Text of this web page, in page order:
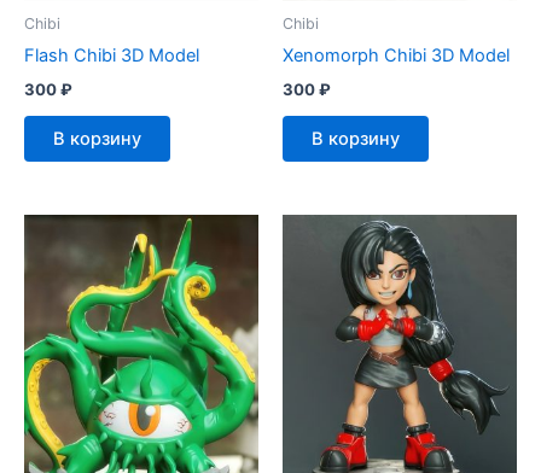
Chibi
Flash Chibi 3D Model
300₽
В корзину
Chibi
Xenomorph Chibi 3D Model
300₽
В корзину